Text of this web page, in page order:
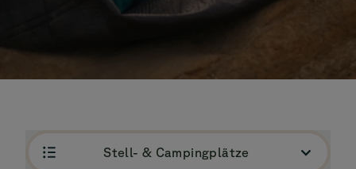
Stell- & Campingplätze